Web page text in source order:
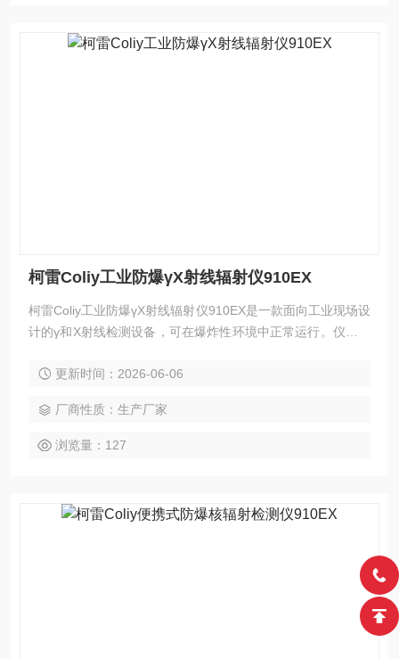
柯雷Coliy工业防爆γX射线辐射仪910EX
柯雷Coliy工业防爆γX射线辐射仪910EX是一款面向工业现场设
计的γ和X射线检测设备，可在爆炸性环境中正常运行。仪器采
盖格管的10倍。具备剂量率测量、累计值记录、声音报警、U
电池供电。
更新时间：2026-06-06
厂商性质：生产厂家
浏览量：127